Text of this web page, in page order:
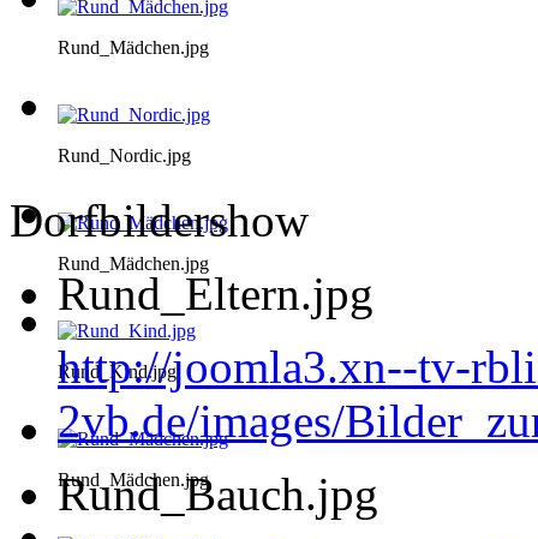
Rund_Mädchen.jpg
Rund_Nordic.jpg
Rund_Mädchen.jpg
Rund_Kind.jpg
Rund_Mädchen.jpg
Dorfbildershow
Rund_Eltern.jpg
http://joomla3.xn--tv-
2vb.de/images/
Rund_Bauch.jpg